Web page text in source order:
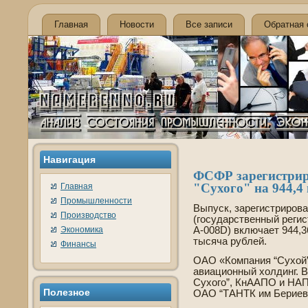
Главная Новости Все записи Обратная
Навигация
Главная
Промышленности
Производство
Экономика
Финансы
Полезное
ФСФР
"Сухого" на 944,4
Выпуск,
(государстве­нный
А-008D) включает
тысяча рублей.
ОАО «Компания
авиационный холдинг.
Сухого”, КнААПО и
ОАО “ТАНТК им